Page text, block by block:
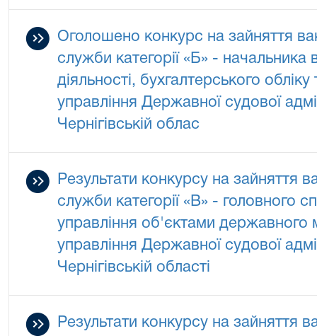
Оголошено конкурс на зайняття
служби категорії «Б» - начальника
діяльності, бухгалтерського обліку
управління Державної судової
Чернігівській облас
Результати конкурсу на зайняття
служби категорії «В» - головного
управління об'єктами державного
управління Державної судової
Чернігівській області
Результати конкурсу на зайняття